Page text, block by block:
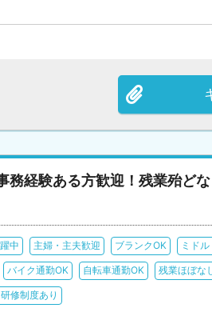
経験ある方歓迎！残業殆ど
中 主婦・主夫歓迎 ブランクOK ミド
バイク通勤OK 自転車通勤OK 残業ほぼな
研修制度あり